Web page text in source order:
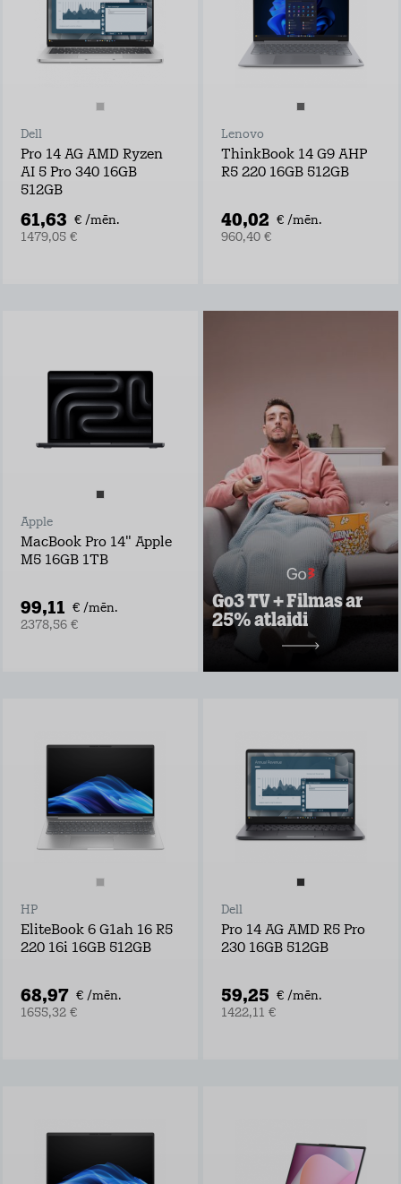
Dell
Pro 14 AG AMD Ryzen
AI 5 Pro 340 16GB
512GB
61,63 € /mēn.
1479,05 €
Lenovo
ThinkBook 14 G9 AHP
R5 220 16GB 512GB
40,02 € /mēn.
960,40 €
Apple
MacBook Pro 14" Apple
M5 16GB 1TB
99,11 € /mēn.
2378,56 €
Go3 TV + Filmas ar
25% atlaidi
Negaidi pārraides
televīzijā, izrādes
laiks var sākties
tūlīt ar Go3 TV!
Go3 piedāvājumā:
Ekskluzīvs Go3
oriģinālsaturs
Latvijas saturs,
ārvalstu filmas un
seriāli visai
ģimenei
Vairāk nekā 30
vietējie un ārvalstu
TV kanāli
Uzzināt vairāk
10,49 €/mēn.
HP
EliteBook 6 G1ah 16 R5
220 16i 16GB 512GB
68,97 € /mēn.
1655,32 €
Dell
Pro 14 AG AMD R5 Pro
230 16GB 512GB
59,25 € /mēn.
1422,11 €